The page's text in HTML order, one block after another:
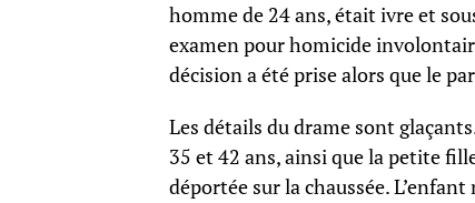
homme de 24 ans, était ivre et
examen pour homicide
décision a été prise alors que le
Les détails du drame sont
35 et 42 ans, ainsi que la petite
déportée sur la chaussée.